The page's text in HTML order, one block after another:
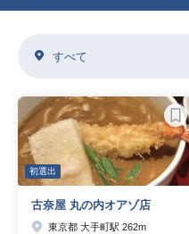
すべて
初選出
古奈屋 丸の内オアゾ店
東京都 大手町駅 262m